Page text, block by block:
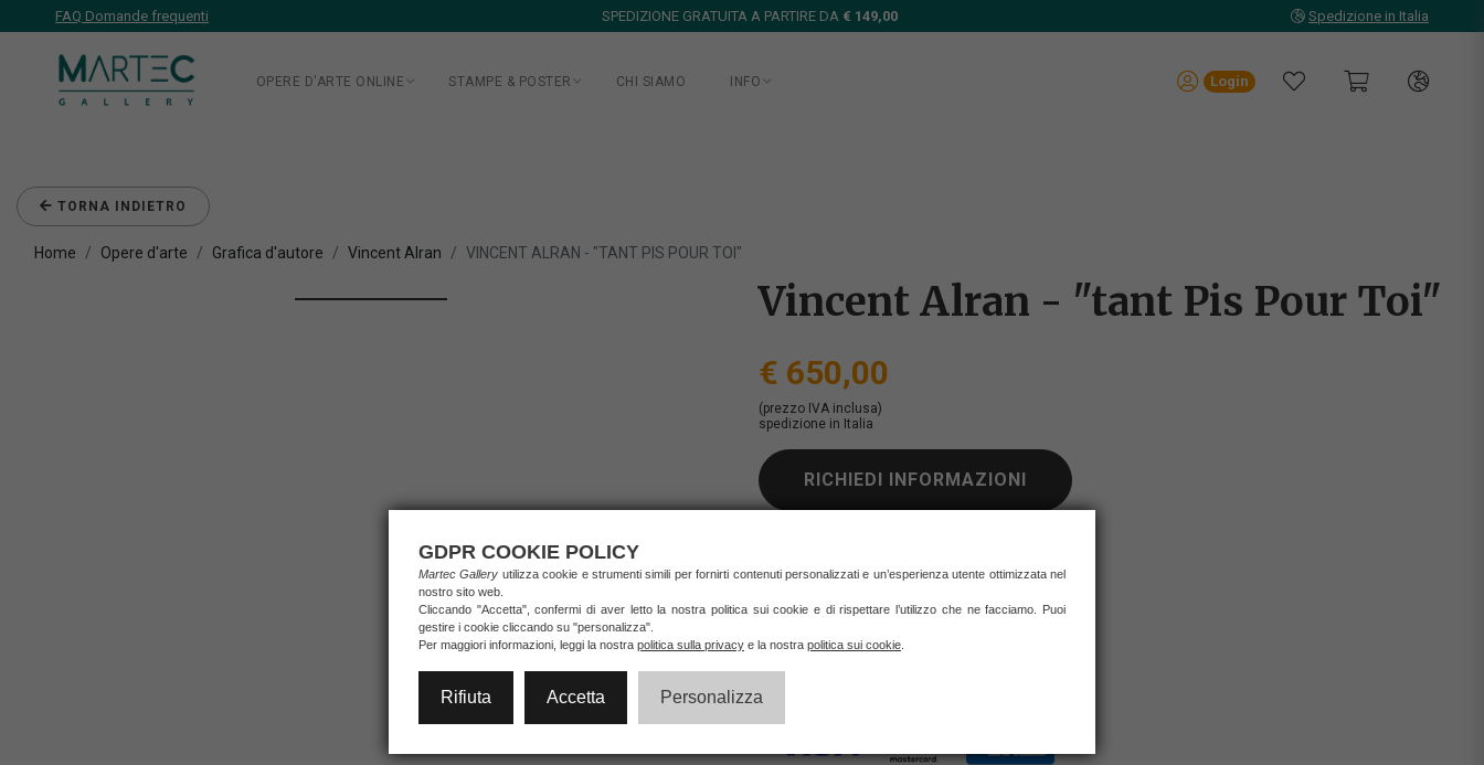
FAQ Domande frequenti SPEDIZIONE GRATUITA A PARTIRE DA € 149,00 Spedizione in Italia
OPERE D'ARTE ONLINE STAMPE & POSTER CHI SIAMO INFO Login
TORNA INDIETRO
Home Opere d'arte Grafica d'autore Vincent Alran VINCENT ALRAN - "TANT PIS POUR TOI"
Vincent Alran - "tant Pis Pour Toi"
€ 650,00
(prezzo IVA inclusa)
spedizione in Italia
RICHIEDI INFORMAZIONI
Pagamenti veloci e sicuri al 100% con carta
GDPR COOKIE POLICY
Martec Gallery utilizza cookie e strumenti simili per fornirti contenuti personalizzati e un’esperienza utente ottimizzata nel
nostro sito web.
Cliccando "Accetta", confermi di aver letto la nostra politica sui cookie e di rispettare l’utilizzo che ne facciamo. Puoi
gestire i cookie cliccando su "personalizza".
Per maggiori informazioni, leggi la nostra politica sulla privacy e la nostra politica sui cookie.
Rifiuta Accetta Personalizza